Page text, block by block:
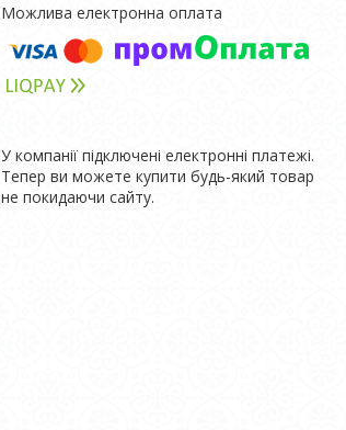
У компанії підключені електронні платежі.
Тепер ви можете купити будь-який товар
не покидаючи сайту.